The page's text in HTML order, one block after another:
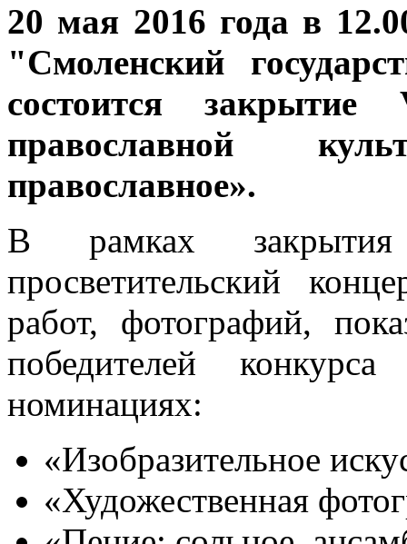
20 мая 2016 года в
"Cмоленский
состоится закрытие
православной
православное».
В рамках закрытия
просветительский
работ, фотографий,
победителей
номинациях:
«Изобразительное
«Художественная